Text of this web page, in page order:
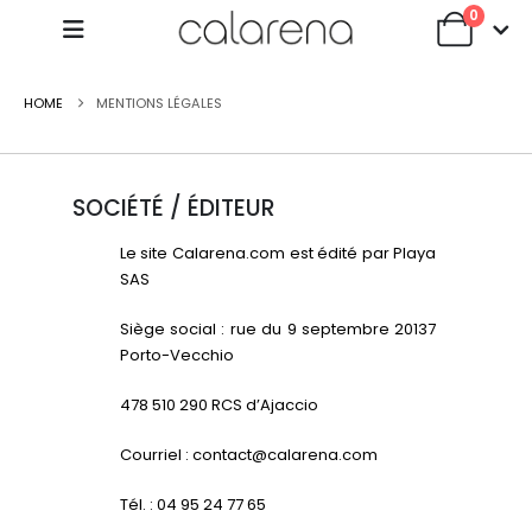
0
HOME MENTIONS LÉGALES
SOCIÉTÉ / ÉDITEUR
Le site Calarena.com est édité par Playa
SAS
Siège social : rue du 9 septembre 20137
Porto-Vecchio
478 510 290 RCS d’Ajaccio
Courriel : contact@calarena.com
Tél. : 04 95 24 77 65